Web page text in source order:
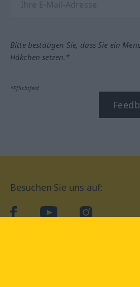
Bitte bestätigen Sie, dass Sie ein
Häkchen setzen.*
*Pflichtfeld
Besuchen Sie uns auf:
facebookYouTube Instagram